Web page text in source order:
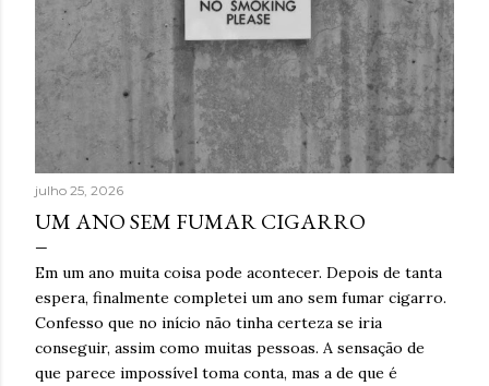
julho 25, 2026
UM ANO SEM FUMAR CIGARRO
Em um ano muita coisa pode acontecer. Depois de tanta
espera, finalmente completei um ano sem fumar cigarro.
Confesso que no início não tinha certeza se iria
conseguir, assim como muitas pessoas. A sensação de
que parece impossível toma conta, mas a de que é